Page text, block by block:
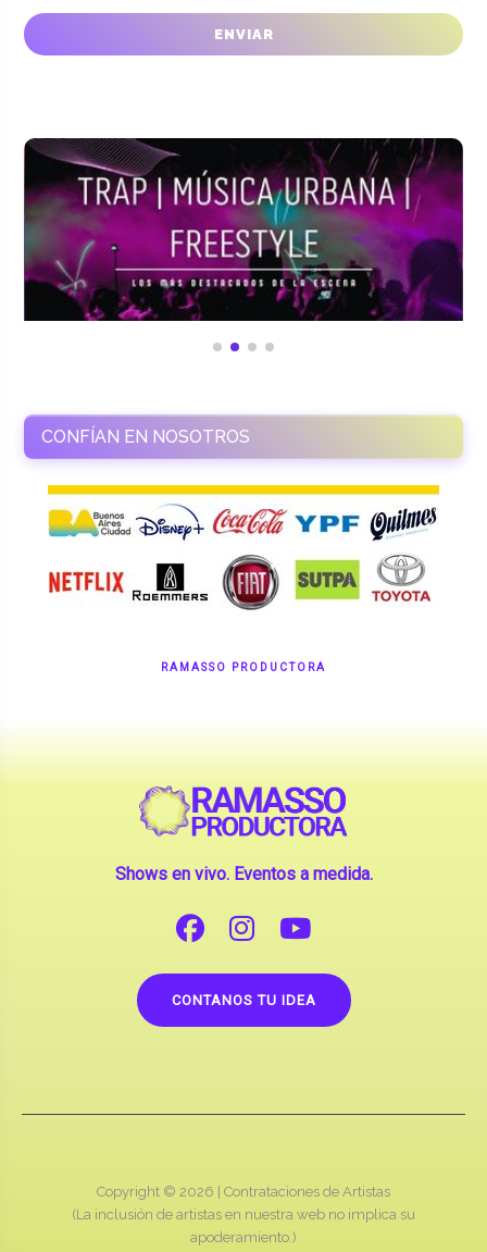
CONFÍAN EN NOSOTROS
RAMASSO PRODUCTORA
Shows en vivo. Eventos a medida.
CONTANOS TU IDEA
Copyright © 2026 | Contrataciones de Artistas
(La inclusión de artistas en nuestra web no implica su
apoderamiento.)